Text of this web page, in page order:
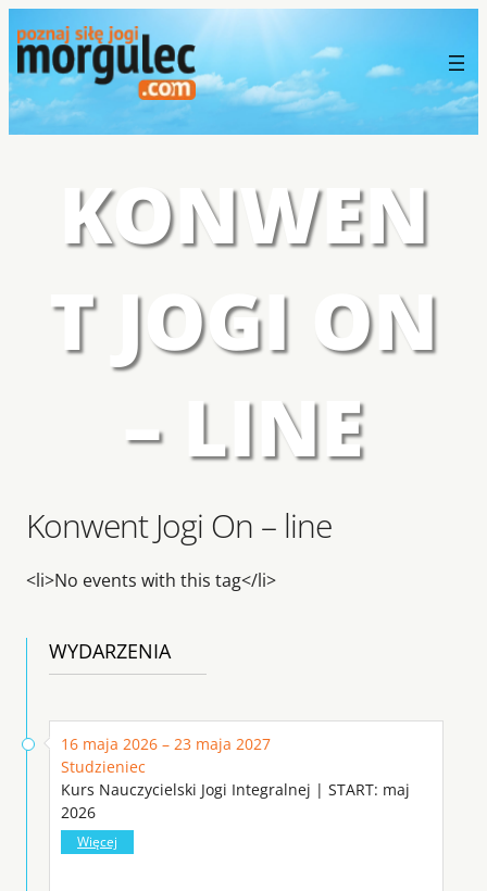
KONWEN
T JOGI ON
– LINE
Konwent Jogi On – line
<li>No events with this tag</li>
WYDARZENIA
16 maja 2026 – 23 maja 2027
Studzieniec
Kurs Nauczycielski Jogi Integralnej | START: maj
2026
Więcej